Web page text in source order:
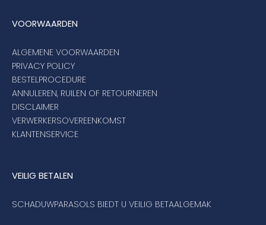
VOORWAARDEN
ALGEMENE VOORWAARDEN
PRIVACY POLICY
BESTELPROCEDURE
ANNULEREN, RUILEN OF RETOURNEREN
DISCLAIMER
VERWERKERSOVEREENKOMST
KLANTENSERVICE
VEILIG BETALEN
SCHADUWPARASOLS BIEDT U VEILIG BETAALGEMAK